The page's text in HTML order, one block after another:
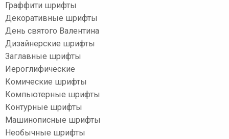
Граффити шрифты
Декоративные шрифты
День святого Валентина
Дизайнерские шрифты
Заглавные шрифты
Иероглифические
Комические шрифты
Компьютерные шрифты
Контурные шрифты
Машинописные шрифты
Необычные шрифты